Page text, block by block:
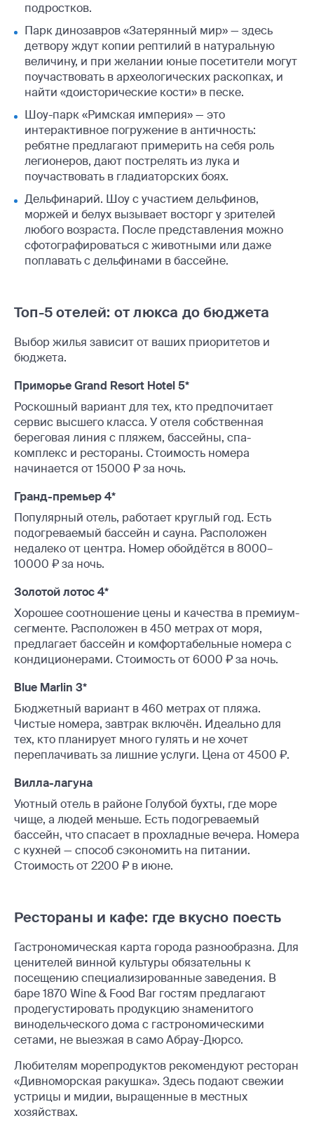
подростков.
Парк динозавров «Затерянный мир» — здесь
детвору ждут копии рептилий в натуральную
величину, и при желании юные посетители могут
поучаствовать в археологических раскопках, и
найти «доисторические кости» в песке.
Шоу-парк «Римская империя» — это
интерактивное погружение в античность:
ребятне предлагают примерить на себя роль
легионеров, дают пострелять из лука и
поучаствовать в гладиаторских боях.
Дельфинарий. Шоу с участием дельфинов,
моржей и белух вызывает восторг у зрителей
любого возраста. После представления можно
сфотографироваться с животными или даже
поплавать с дельфинами в бассейне.
Топ-5 отелей: от люкса до бюджета
Выбор жилья зависит от ваших приоритетов и
бюджета.
Приморье Grand Resort Hotel 5*
Роскошный вариант для тех, кто предпочитает
сервис высшего класса. У отеля собственная
береговая линия с пляжем, бассейны, спа-
комплекс и рестораны. Стоимость номера
начинается от 15000 ₽ за ночь.
Гранд-премьер 4*
Популярный отель, работает круглый год. Есть
подогреваемый бассейн и сауна. Расположен
недалеко от центра. Номер обойдётся в 8000–
10000 ₽ за ночь.
Золотой лотос 4*
Хорошее соотношение цены и качества в премиум-
сегменте. Расположен в 450 метрах от моря,
предлагает бассейн и комфортабельные номера с
кондиционерами. Стоимость от 6000 ₽ за ночь.
Blue Marlin 3*
Бюджетный вариант в 460 метрах от пляжа.
Чистые номера, завтрак включён. Идеально для
тех, кто планирует много гулять и не хочет
переплачивать за лишние услуги. Цена от 4500 ₽.
Вилла-лагуна
Уютный отель в районе Голубой бухты, где море
чище, а людей меньше. Есть подогреваемый
бассейн, что спасает в прохладные вечера. Номера
с кухней — способ сэкономить на питании.
Стоимость от 2200 ₽ в июне.
Рестораны и кафе: где вкусно поесть
Гастрономическая карта города разнообразна. Для
ценителей винной культуры обязательны к
посещению специализированные заведения. В
баре 1870 Wine & Food Bar гостям предлагают
продегустировать продукцию знаменитого
винодельческого дома с гастрономическими
сетами, не выезжая в само Абрау-Дюрсо.
Любителям морепродуктов рекомендуют ресторан
«Дивноморская ракушка». Здесь подают свежии
устрицы и мидии, выращенные в местных
хозяйствах.